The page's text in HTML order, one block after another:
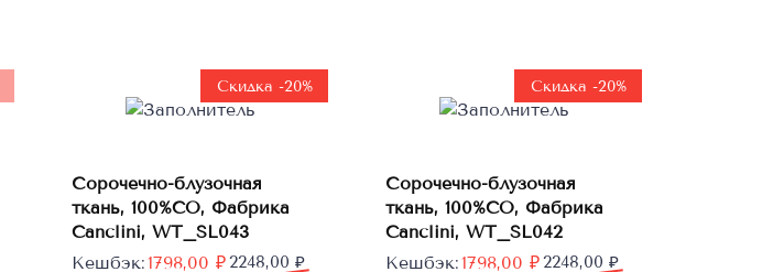
корзину
Скидка -20%
Сорочечно-блузочная
ткань, 100%CO, Фабрика
Canclini, WT_SL043
2248,00 ₽
Первоначальная
1798,00 ₽
Текущая
Кешбэк:
корзину
Скидка -20%
Сорочечно-блузочная
ткань, 100%CO, Фабрика
Canclini, WT_SL042
2248,00 ₽
Первоначальная
1798,00 ₽
Текущая
Кешбэк: